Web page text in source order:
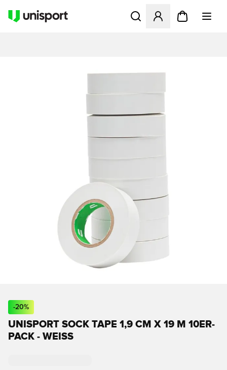
Öffnet ein neues Fenster
-20%
UNISPORT SOCK TAPE 1,9 CM X 19 M 10ER-
PACK - WEISS